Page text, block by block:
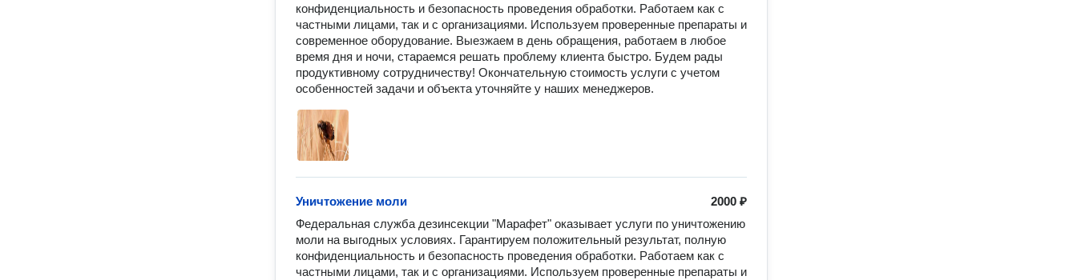
конфиденциальность и безопасность проведения обработки. Работаем как с
частными лицами, так и с организациями. Используем проверенные препараты и
современное оборудование. Выезжаем в день обращения, работаем в любое
время дня и ночи, стараемся решать проблему клиента быстро. Будем рады
продуктивному сотрудничеству! Окончательную стоимость услуги с учетом
особенностей задачи и объекта уточняйте у наших менеджеров.
2000 ₽
Уничтожение моли
Федеральная служба дезинсекции "Марафет" оказывает услуги по уничтожению
моли на выгодных условиях. Гарантируем положительный результат, полную
конфиденциальность и безопасность проведения обработки. Работаем как с
частными лицами, так и с организациями. Используем проверенные препараты и